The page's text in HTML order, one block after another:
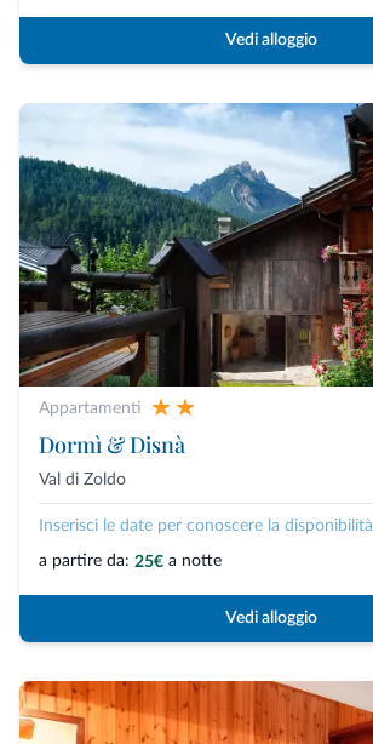
Vedi alloggio
Appartamenti
Dormì & Disnà
Val di Zoldo
Inserisci le date per conoscere la disponibilità
a partire da: 25€ a notte
Vedi alloggio